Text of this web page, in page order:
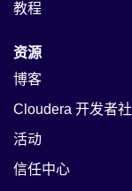
教程
资源
博客
Cloudera 开发者
活动
信任中心